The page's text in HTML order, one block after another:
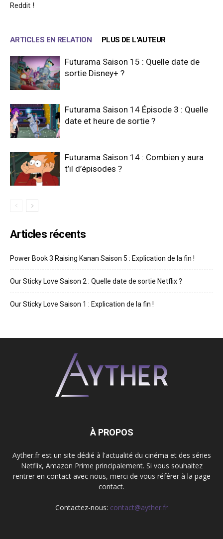
Reddit !
ARTICLES EN RELATION PLUS DE L'AUTEUR
Futurama Saison 15 : Quelle date de
sortie Disney+ ?
Futurama Saison 14 Épisode 3 : Quelle
date et heure de sortie ?
Futurama Saison 14 : Combien y aura
t’il d’épisodes ?
Articles récents
Power Book 3 Raising Kanan Saison 5 : Explication de la fin !
Our Sticky Love Saison 2 : Quelle date de sortie Netflix ?
Our Sticky Love Saison 1 : Explication de la fin !
À PROPOS
Ayther.fr est un site dédié à l'actualité du cinéma et des séries
Netflix, Amazon Prime principalement. Si vous souhaitez
rentrer en contact avec nous, merci de vous référer à la page
contact.
Contactez-nous: contact@ayther.fr